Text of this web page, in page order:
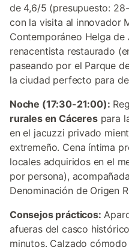
de 4,6/5 (presupuesto:
con la visita al innovador
Contemporáneo Helga
renacentista restaurado
paseando por el Parque
la ciudad perfecto para
Noche (17:30-21:00):
rurales en Cácerespara
en el jacuzzi privado
extremeño. Cena íntima
locales adquiridos en el
por persona),
Denominación de Origen
Consejos prácticos:
afueras del casco
minutos. Calzado